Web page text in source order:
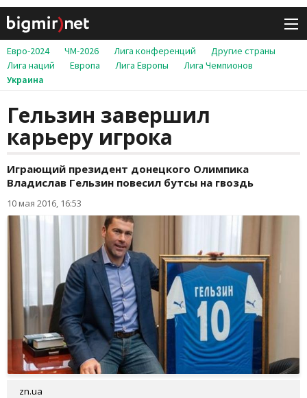
Евро-2024 ЧМ-2026 Лига конференций
Другие страны
Лига наций
Европа Лига Европы
Лига Чемпионов
Украина
Гельзин завершил
карьеру игрока
Играющий президент донецкого Олимпика
Владислав Гельзин повесил бутсы на гвоздь
10 мая 2016, 16:53
zn.ua